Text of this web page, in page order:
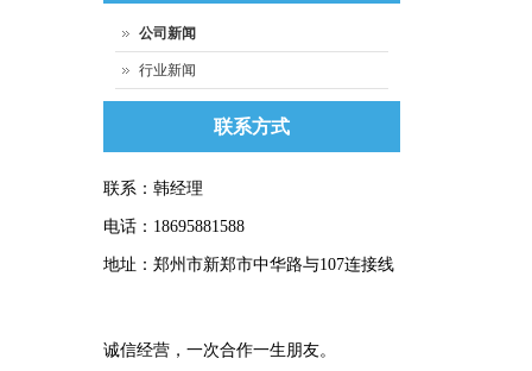
公司新闻
行业新闻
联系方式
联系：韩经理
电话：18695881588
地址：郑州市新郑市中华路与107连接线
诚信经营，一次合作一生朋友。